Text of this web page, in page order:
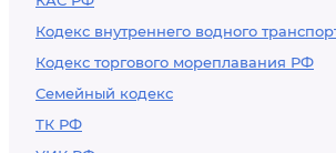
Кодекс внутреннего водного
Кодекс торгового мореплавания РФ
Семейный кодекс
ТК РФ